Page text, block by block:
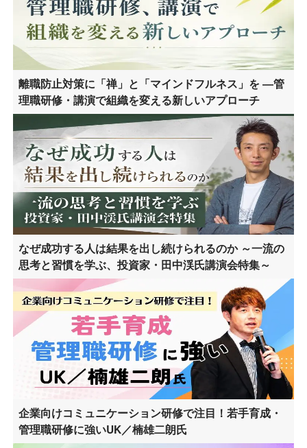
離職防止対策に「禅」と「マインドフルネス」を ―管
理職研修・講演で組織を変える新しいアプローチ
なぜ成功する人は結果を出し続けられるのか ～一流の
思考と習慣を学ぶ、投資家・田中渓氏講演会特集～
企業向けコミュニケーション研修で注目！若手育成・
管理職研修に強いUK／楠雄二朗氏